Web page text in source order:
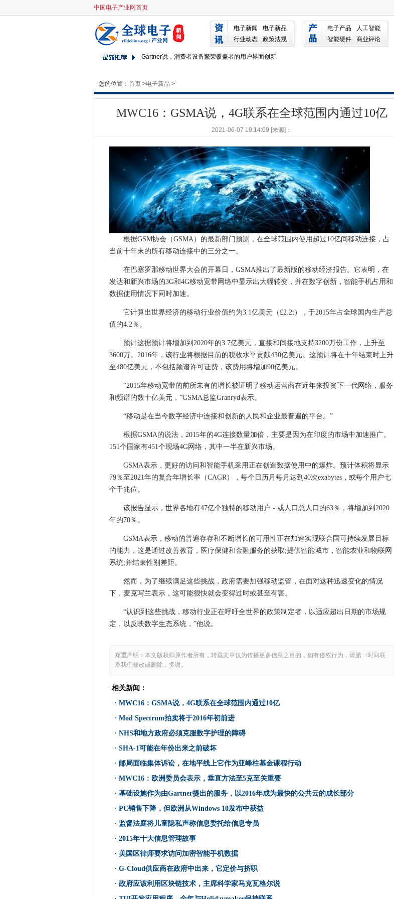
中国电子产业网首页
电子新闻
电子新品
行业动态
政策法规
电子产品
人工智能
智能硬件
商业评论
MWC16：GSMA说，4G联系在全球范围内通过10亿
英国政府和GSMA团队与移动技术争夺贫困
2020年，进入宽带作为水电和电力
Gartner说，消费者设备繁荣覆盖者的用户界面创新
HYDRO66将世界上第一个100％的水电数据在瑞典举行
康沃尔NHS集成了存档和备份过程
Defra部长Rory Stewart在IEA发布时插入数据分析
NHS和地方政府必须克服数字护理的障碍
遇见警察取消指挥和控制系统合同与北罗姆曼
移动创新转向智能手机服务
没有挑选茎的学生是“切割自己”
SHA-1可能在年份出来之前破坏
MPS呼吁保证今年没有农村支付IT FASCO
Netflix现在100％全遍在AWS云上
加密的交通安全分析是2016年的首要任务，戴尔安全说
邮局面临集体诉讼，在地平线上它作为亚峰柱基金课程行动
伦敦市长推出了数字技能的技术基金
微软和Red Hat联手帮助轻松进入混合云的企业
人力资源技术领导芬兰云
MWC16：欧洲委员会表示，垂直方法至5克至关重要
政府推出GDS咨询委员会
Sophos提高了关于Snoopers宪章的担忧
基础设施作为由Gartner提出的服务，以2016年成为最快的公共​​云的成长部分
汇丰银行在线服务受到DDOS攻击的影响
开销审查：奥斯本为技术提升提供了NHS£1BN
网络轨道CIO表示，IT行业需要有情绪智力的人
移动漫游收入在欧洲下降
监督法庭将儿童隐私声称信息委托给信息专员
威尔士的GP患者将于2017年获得医疗记录
拒绝云的广告代理可以增强缩放文件
美国区律师要求访问加密智能手机数据
IT决策者承认无知对数据中心环境影响
违反欧盟数据法大修的最大影响的违约通知说法
CIO采访：金林格伦，Tieto
G-Cloud供应商在政府中出来，它定价与挤职
欧洲办公室365和Microsoft Azure用户通过服务中断击中
政府应该利用区块链技术，主席科学家马克瓦格尔说
MWC16：GSMA说，4G联系在全球范围内通过10亿
英国政府和GSMA团队与移动技术争夺贫困
2020年，进入宽带作为水电和电力
Gartner说，消费者设备繁荣覆盖者的用户界面创新
Mod Spectrum拍卖将于2016年初前进
HYDRO66将世界上第一个100％的水电数据在瑞典举行
NHS和地方政府必须克服数字护理的障碍
遇见警察取消指挥和控制系统合同与北罗姆曼
移动创新转向智能手机服务
没有挑选茎的学生是“切割自己”
SHA-1可能在年份出来之前破坏
MPS呼吁保证今年没有农村支付IT FASCO
Netflix现在100％全遍在AWS云上
加密的交通安全分析是2016年的首要任务，戴尔安全说
您的位置： 首页 >电子新品 >
MWC16：GSMA说，4G联系在全球范围内通过10亿
2021-06-07 19:14:09 [来源]：
根据GSM协会（GSMA）的最新部门预测，在全球范围内使用超过10亿间移动连接，占
当前十年末的所有移动连接中的三分之一。
在巴塞罗那移动世界大会的开幕日，GSMA推出了最新版的移动经济报告。它表明，在
发达和新兴市场的3G和4G移动宽带网络中显示出大幅转变，并在数字创新，智能手机占用和
数据使用情况下同时加速。
它计算出世界经济的移动行业价值约为3.1亿美元（£2.2t），于2015年占全球国内生产总
值的4.2％。
预计这据预计将增加到2020年的3.7亿美元，直接和间接地支持3200万份工作，上升至
3600万。2016年，该行业将根据目前的税收水平贡献430亿美元。这预计将在十年结束时上升
至480亿美元，不包括频谱许可证费，该费用将增加90亿美元。
“2015年移动宽带的前所未有的增长被证明了移动运营商在近年来投资下一代网络，服务
和频谱的数十亿美元，”GSMA总监Granryd表示。
“移动是在当今数字经济中连接和创新的人民和企业最普遍的平台。”
根据GSMA的说法，2015年的4G连接数量加倍，主要是因为在印度的市场中加速推广。
151个国家有451个现场4G网络，其中一半在新兴市场。
GSMA表示，更好的访问和智能手机采用正在创造数据使用中的爆炸。预计体积将显示
79％至2021年的复合年增长率（CAGR），每个日历月每月达到40次exabytes，或每个用户七
个千兆位。
该报告显示，世界各地有47亿个独特的移动用户 - 或人口总人口的63％，将增加到2020
年的70％。
GSMA表示，移动的普遍存存和不断增长的可用性正在加速实现联合国可持续发展目标
的能力，这是通过改善教育，医疗保健和金融服务的获取;提供智能城市，智能农业和物联网
系统;并结束性别差距。
然而，为了继续满足这些挑战，政府需要加强移动监管，在面对这种迅速变化的情况
下，麦克写兰表示，这可能很快就会变得过时或甚至有害。
“认识到这些挑战，移动行业正在呼吁全世界的政策制定者，以适应超出日期的市场规
定，以反映数字生态系统，”他说。
郑重声明：本文版权归原作者所有，转载文章仅为传播更多信息之目的，如有侵权行为，请第一时间联
系我们修改或删除，多谢。
相关新闻：
· MWC16：GSMA说，4G联系在全球范围内通过10亿
· Mod Spectrum拍卖将于2016年初前进
· NHS和地方政府必须克服数字护理的障碍
· SHA-1可能在年份出来之前破坏
· 邮局面临集体诉讼，在地平线上它作为亚峰柱基金课程行动
· MWC16：欧洲委员会表示，垂直方法至5克至关重要
· 基础设施作为由Gartner提出的服务，以2016年成为最快的公共​​云的成长部分
· PC销售下降，但欧洲从Windows 10发布中获益
· 监督法庭将儿童隐私声称信息委托给信息专员
· 2015年十大信息管理故事
· 美国区律师要求访问加密智能手机数据
· G-Cloud供应商在政府中出来，它定价与挤职
· 政府应该利用区块链技术，主席科学家马克瓦格尔说